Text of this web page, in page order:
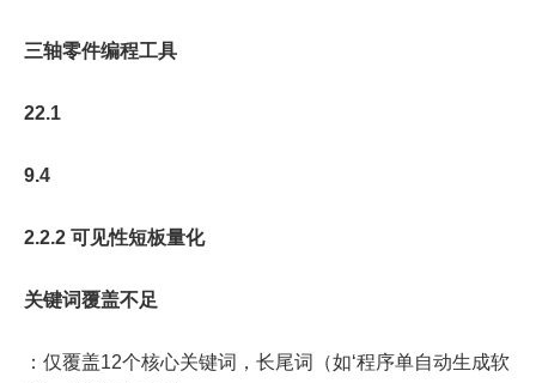
三轴零件编程工具
22.1
9.4
2.2.2 可见性短板量化
关键词覆盖不足
：仅覆盖12个核心关键词，长尾词（如‘程序单自动生成软